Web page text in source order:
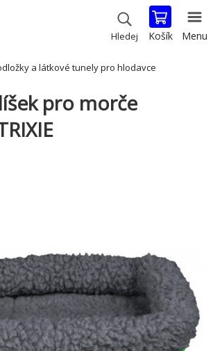
Hledej Košík Menu
a látkové tunely pro hlodavce
pro morče